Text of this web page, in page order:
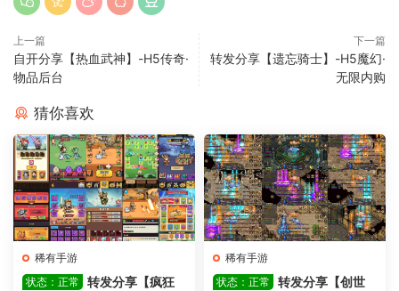
上一篇
自开分享【热血武神】-H5传奇·
物品后台
下一篇
转发分享【遗忘骑士】-H5魔幻·
无限内购
猜你喜欢
稀有手游
状态：正常
转发分享【疯狂
稀有手游
状态：正常
转发分享【创世